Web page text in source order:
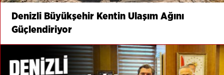
Denizli Büyükşehir Kentin Ulaşım Ağını
Güçlendiriyor